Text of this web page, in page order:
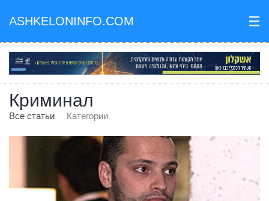
ASHKELONINFO.COM III
Криминал
Все статьи Категории